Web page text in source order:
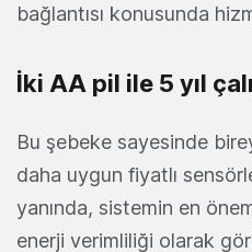
bağlantısı konusunda
İki AA pil ile 5 yıl
Bu şebeke sayesinde
daha uygun fiyatlı
yanında, sistemin en
enerji verimliliği olarak